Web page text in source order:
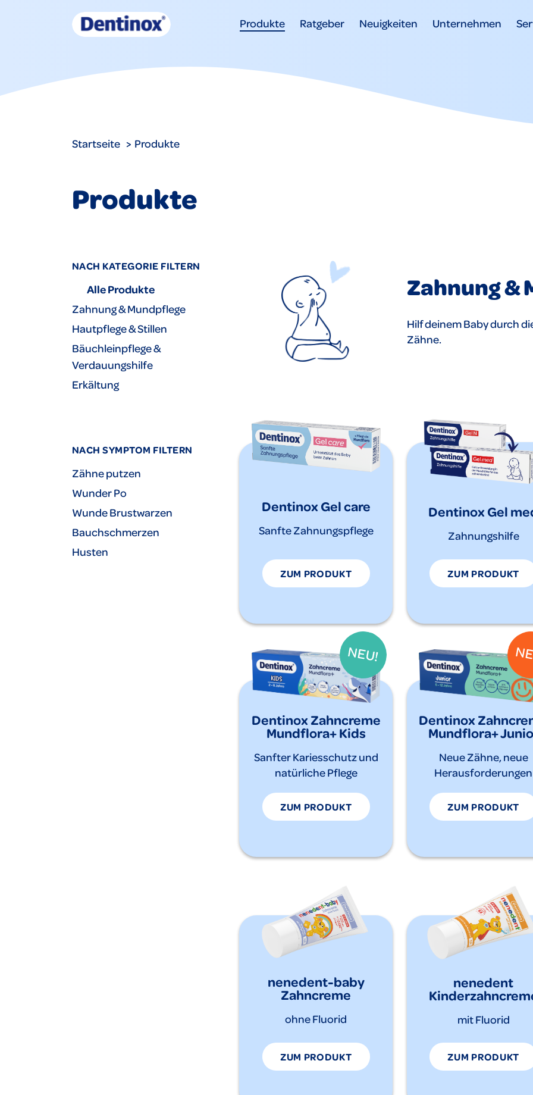
Produkte Ratgeber Neuigkeiten Unternehmen
Startseite Produkte
Produkte
NACH KATEGORIE FILTERN
Alle Produkte
Zahnung & Mundpflege
Hautpflege & Stillen
Bäuchleinpflege &
Verdauungshilfe
Erkältung
NACH SYMPTOM FILTERN
Zähne putzen
Wunder Po
Wunde Brustwarzen
Bauchschmerzen
Husten
Zahnung &
Hilf deinem Baby durch
Zähne.
Dentinox Gel care
Sanfte Zahnungspflege
ZUM PRODUKT
Dentinox Gel
Zahnungshilfe
ZUM PRODUKT
Dentinox Zahncreme
Mundflora+ Kids
Sanfter Kariesschutz und
natürliche Pflege
ZUM PRODUKT
Dentinox
Mundflora+
Neue Zähne, neue
Herausforderungen
ZUM PRODUKT
nenedent-baby
Zahncreme
ohne Fluorid
ZUM PRODUKT
nenedent
mit Fluorid
ZUM PRODUKT